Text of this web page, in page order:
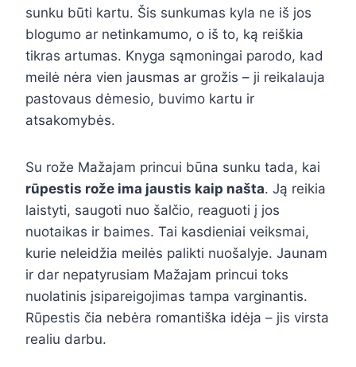
sunku būti kartu. Šis sunkumas kyla ne iš jos
blogumo ar netinkamumo, o iš to, ką reiškia
tikras artumas. Knyga sąmoningai parodo, kad
meilė nėra vien jausmas ar grožis – ji reikalauja
pastovaus dėmesio, buvimo kartu ir
atsakomybės.
Su rože Mažajam princui būna sunku tada, kai
rūpestis rože ima jaustis kaip našta. Ją reikia
laistyti, saugoti nuo šalčio, reaguoti į jos
nuotaikas ir baimes. Tai kasdieniai veiksmai,
kurie neleidžia meilės palikti nuošalyje. Jaunam
ir dar nepatyrusiam Mažajam princui toks
nuolatinis įsipareigojimas tampa varginantis.
Rūpestis čia nebėra romantiška idėja – jis virsta
realiu darbu.